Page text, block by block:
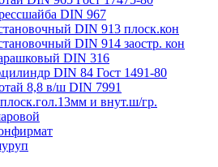
DIN 967
DIN 913 плоск.кон
DIN 914 заостр. кон
DIN 316
DIN 84 Гост 1491-80
8,8 в/ш DIN 7991
и внут.ш/гр.